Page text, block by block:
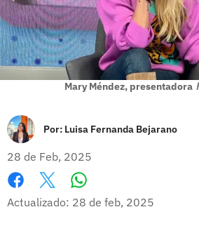
Mary Méndez, presentadora
Por: Luisa Fernanda Bejarano
28 de Feb, 2025
Facebook
X
Actualizado: 28 de feb, 2025